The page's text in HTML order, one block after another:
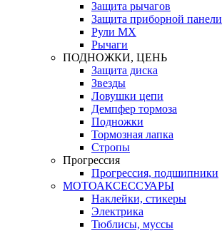
Защита рычагов
Защита приборной панели
Рули MX
Рычаги
ПОДНОЖКИ, ЦЕНЬ
Защита диска
Звезды
Ловушки цепи
Демпфер тормоза
Подножки
Тормозная лапка
Стропы
Прогрессия
Прогрессия, подшипники
МОТОАКСЕССУАРЫ
Наклейки, стикеры
Электрика
Тюблисы, муссы